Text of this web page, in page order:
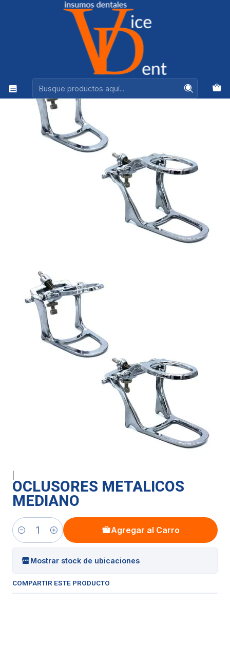
Ventas +56944575313
LABORATORIO OCLUSORES METALICOS MEDIANO
OCLUSORES METALICOS
MEDIANO
Cantidad
Agregar al Carro
Mostrar stock de ubicaciones
COMPARTIR ESTE PRODUCTO